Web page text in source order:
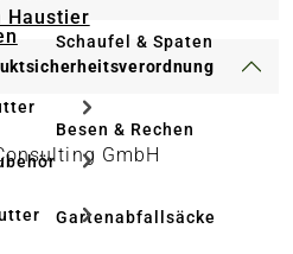
Haustier
Schaufel & Spaten
Besen & Rechen
Gartenabfallsäcke
GmbH